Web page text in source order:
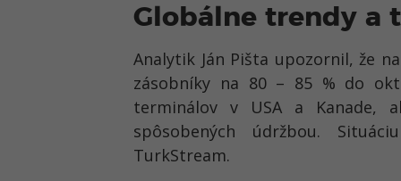
Globálne trendy a
Analytik Ján Pišta upozornil, že
zásobníky na 80 – 85 % do
terminálov v USA a Kanade,
spôsobených údržbou.
TurkStream.